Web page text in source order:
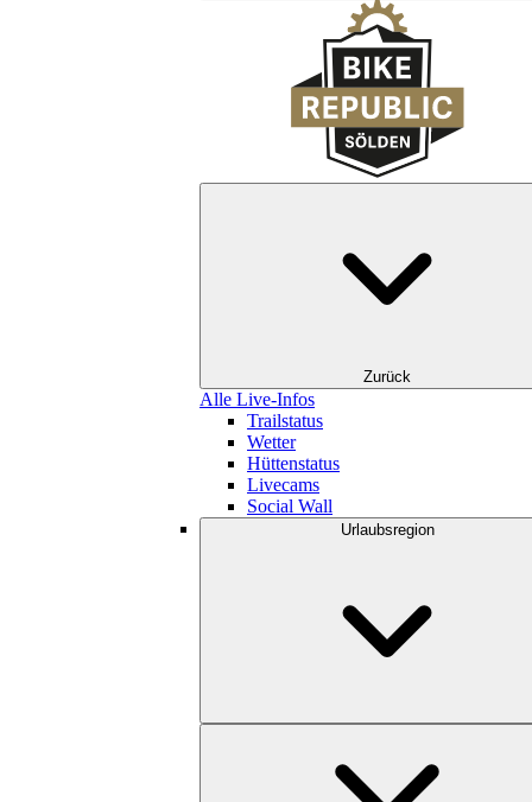
Zurück
Alle Live-Infos
Trailstatus
Wetter
Hüttenstatus
Livecams
Social Wall
Urlaubsregion